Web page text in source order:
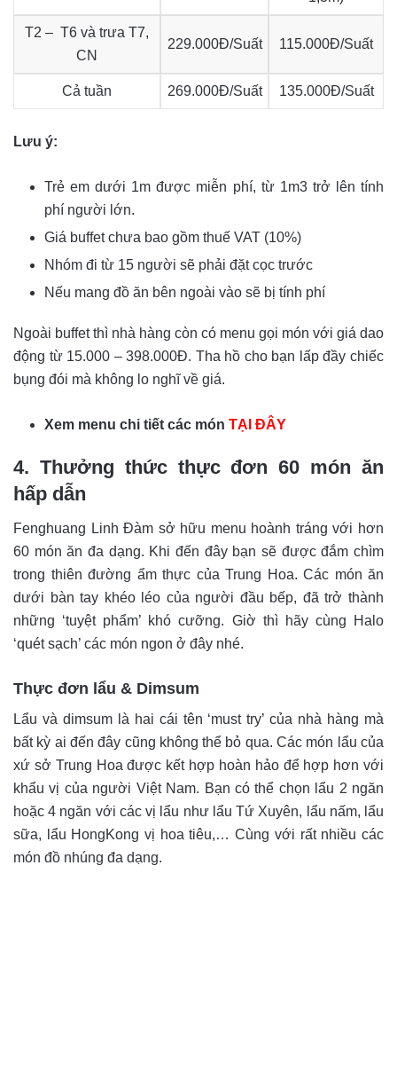
T2 – T6 và trưa T7,
CN
229.000Đ/Suất 115.000Đ/Suất
Cả tuần 269.000Đ/Suất 135.000Đ/Suất
Lưu ý:
Trẻ em dưới 1m được miễn phí, từ 1m3 trở lên tính
phí người lớn.
Giá buffet chưa bao gồm thuế VAT (10%)
Nhóm đi từ 15 người sẽ phải đặt cọc trước
Nếu mang đồ ăn bên ngoài vào sẽ bị tính phí
Ngoài buffet thì nhà hàng còn có menu gọi món với giá dao
động từ 15.000 – 398.000Đ. Tha hồ cho bạn lấp đầy chiếc
bụng đói mà không lo nghĩ về giá.
Xem menu chi tiết các món TẠI ĐÂY
4. Thưởng thức thực đơn 60 món ăn
hấp dẫn
Fenghuang Linh Đàm sở hữu menu hoành tráng với hơn
60 món ăn đa dạng. Khi đến đây bạn sẽ được đắm chìm
trong thiên đường ẩm thực của Trung Hoa. Các món ăn
dưới bàn tay khéo léo của người đầu bếp, đã trở thành
những ‘tuyệt phẩm’ khó cưỡng. Giờ thì hãy cùng Halo
‘quét sạch’ các món ngon ở đây nhé.
Thực đơn lẩu & Dimsum
Lẩu và dimsum là hai cái tên ‘must try’ của nhà hàng mà
bất kỳ ai đến đây cũng không thể bỏ qua. Các món lẩu của
xứ sở Trung Hoa được kết hợp hoàn hảo để hợp hơn với
khẩu vị của người Việt Nam. Bạn có thể chọn lẩu 2 ngăn
hoặc 4 ngăn với các vị lẩu như lẩu Tứ Xuyên, lẩu nấm, lẩu
sữa, lẩu HongKong vị hoa tiêu,… Cùng với rất nhiều các
món đồ nhúng đa dạng.